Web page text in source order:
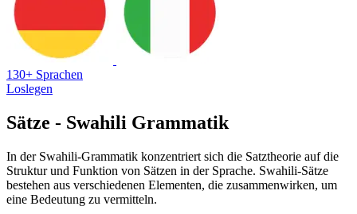
130+ Sprachen
Loslegen
Sätze - Swahili Grammatik
In der Swahili-Grammatik konzentriert sich die Satztheorie auf die
Struktur und Funktion von Sätzen in der Sprache. Swahili-Sätze
bestehen aus verschiedenen Elementen, die zusammenwirken, um
eine Bedeutung zu vermitteln.